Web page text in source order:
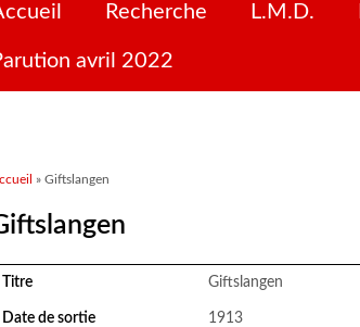
Recherche L.M.D.
avril 2022
êtes ici
» Giftslangen
Titre Giftslangen
Date de sortie 1913